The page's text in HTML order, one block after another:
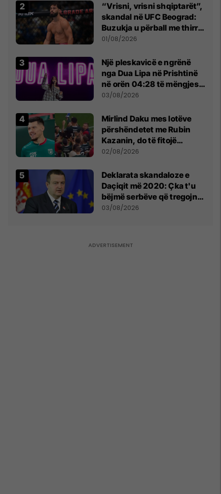
“Vrisni, vrisni shqiptarët”,
skandal në UFC Beograd:
Buzukja u përball me thirrje
anti-shqiptare nga
01/08/2026
Një pleskavicë e ngrënë
nga Dua Lipa në Prishtinë
në orën 04:28 të mëngjesit
- dhe bota digjitale serbe
03/08/2026
Mirlind Daku mes lotëve
përshëndetet me Rubin
Kazanin, do të fitojë
miliona te Spartak Moska
02/08/2026
​Deklarata skandaloze e
Daçiqit më 2020: Çka t'u
bëjmë serbëve që tregojnë
ku janë varrosur shqiptarët
03/08/2026